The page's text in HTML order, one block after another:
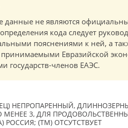
данные не являются
кода следует
пояснениями к ней, а
Евразийской
государств-членов ЕАЭС.
НЕПРОПАРЕННЫЙ,
3, ДЛЯ
(TM) ОТСУТСТВУЕТ